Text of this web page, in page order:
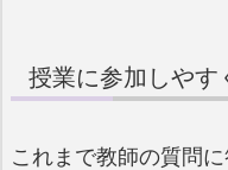
授業に参加しやす
これまで教師の質問